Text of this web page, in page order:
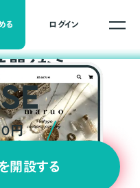
る ログイン
開くなら
円
開設する